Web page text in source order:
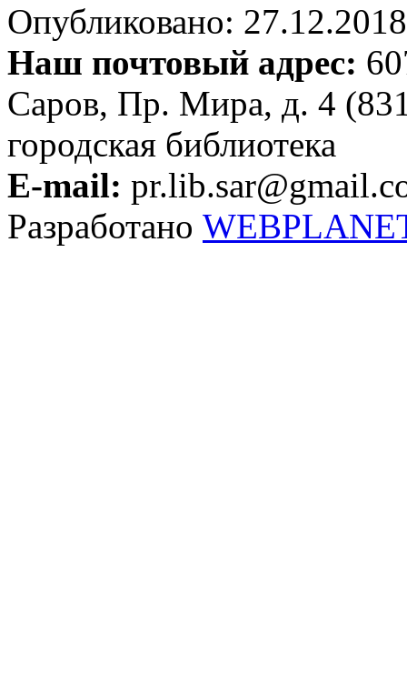
Опубликовано:
Наш почтовый адрес:
Саров, Пр. Мира, д. 4
городская библиотека
E-mail:
Разработано